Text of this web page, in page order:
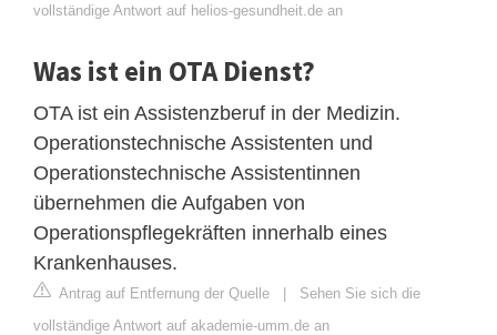
vollständige Antwort auf helios-gesundheit.de an
Was ist ein OTA Dienst?
OTA ist ein Assistenzberuf in der Medizin.
Operationstechnische Assistenten und
Operationstechnische Assistentinnen
übernehmen die Aufgaben von
Operationspflegekräften innerhalb eines
Krankenhauses.
Antrag auf Entfernung der Quelle | Sehen Sie sich die
vollständige Antwort auf akademie-umm.de an